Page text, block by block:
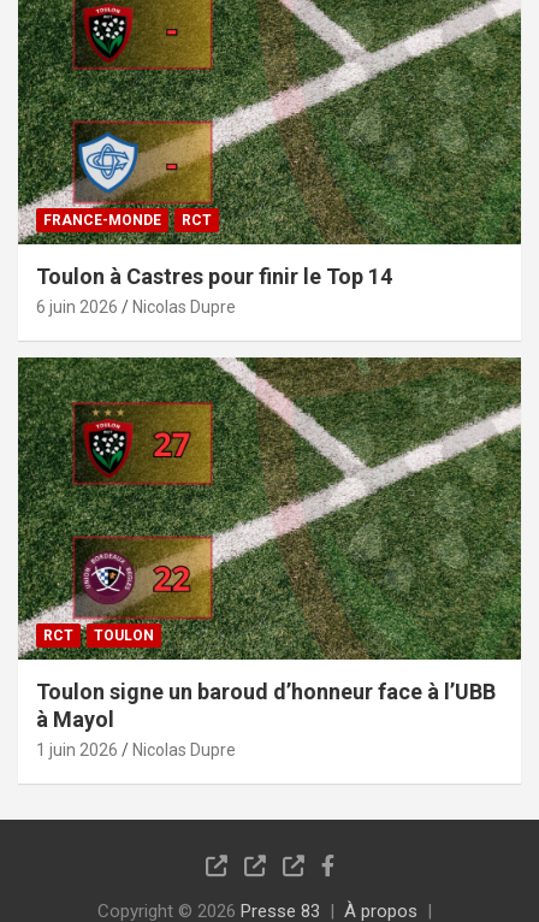
FRANCE-MONDE RCT
Toulon à Castres pour finir le Top 14
6 juin 2026 Nicolas Dupre
RCT TOULON
Toulon signe un baroud d’honneur face à l’UBB
à Mayol
1 juin 2026 Nicolas Dupre
Copyright © 2026 Presse 83 À propos